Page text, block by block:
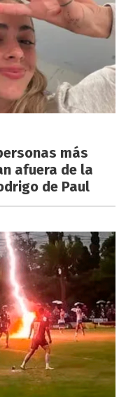
más
afuera de la
de Paul